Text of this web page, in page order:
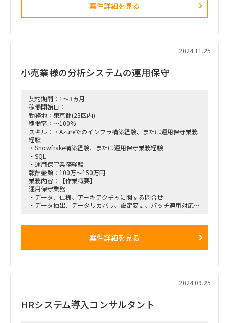
□作業内容：
ップの資金調達額、グラント配分額などのランキングを抽出
・抽出されたデータの前処理と加工を行い、分析しやすい形に
■働き方/勤務場所：フルリモート
案件詳細を見る
2024.11.25
小売業様の分析システムの運用保守
契約期間：1～3ヵ月
稼働開始日：
勤務地：東京都(23区内)
稼働率：～100%
スキル：・Azureでのインフラ構築経験、または運用保守業務
経験
・Snowfrake構築経験、または運用保守業務経験
・SQL
・運用保守業務経験
報酬金額：100万～150万円
業務内容：【作業概要】
運用保守業務
・データ、仕様、アーキテクチャに関する問合せ
・データ抽出、データリカバリ、設定変更、パッチ適用対応
・分類変更/組織変更および会社統廃合に伴う過去データの洗
【開発環境】
Snowflake、Azure、SQL
案件詳細を見る
2024.09.25
HRシステム導入コンサルタント